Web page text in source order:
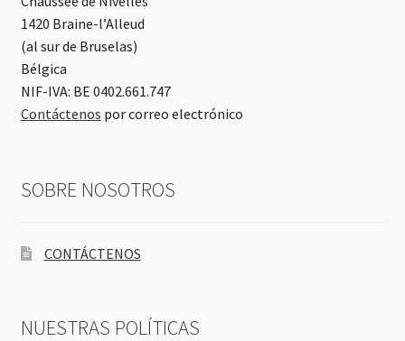
1420 Braine-l’Alleud
(al sur de Bruselas)
Bélgica
NIF-IVA: BE 0402.661.747
Contáctenos por correo electrónico
SOBRE NOSOTROS
CONTÁCTENOS
NUESTRAS POLÍTICAS